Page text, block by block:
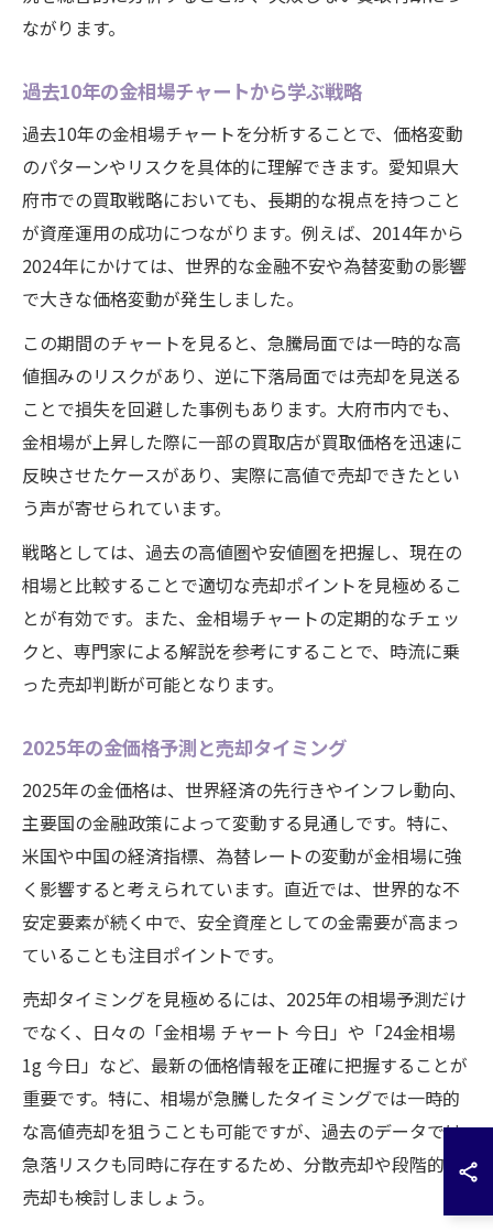
ながります。
過去10年の金相場チャートから学ぶ戦略
過去10年の金相場チャートを分析することで、価格変動
のパターンやリスクを具体的に理解できます。愛知県大
府市での買取戦略においても、長期的な視点を持つこと
が資産運用の成功につながります。例えば、2014年から
2024年にかけては、世界的な金融不安や為替変動の影響
で大きな価格変動が発生しました。
この期間のチャートを見ると、急騰局面では一時的な高
値掴みのリスクがあり、逆に下落局面では売却を見送る
ことで損失を回避した事例もあります。大府市内でも、
金相場が上昇した際に一部の買取店が買取価格を迅速に
反映させたケースがあり、実際に高値で売却できたとい
う声が寄せられています。
戦略としては、過去の高値圏や安値圏を把握し、現在の
相場と比較することで適切な売却ポイントを見極めるこ
とが有効です。また、金相場チャートの定期的なチェッ
クと、専門家による解説を参考にすることで、時流に乗
った売却判断が可能となります。
2025年の金価格予測と売却タイミング
2025年の金価格は、世界経済の先行きやインフレ動向、
主要国の金融政策によって変動する見通しです。特に、
米国や中国の経済指標、為替レートの変動が金相場に強
く影響すると考えられています。直近では、世界的な不
安定要素が続く中で、安全資産としての金需要が高まっ
ていることも注目ポイントです。
売却タイミングを見極めるには、2025年の相場予測だけ
でなく、日々の「金相場 チャート 今日」や「24金相場
1g 今日」など、最新の価格情報を正確に把握することが
重要です。特に、相場が急騰したタイミングでは一時的
な高値売却を狙うことも可能ですが、過去のデータでは
急落リスクも同時に存在するため、分散売却や段階的な
売却も検討しましょう。